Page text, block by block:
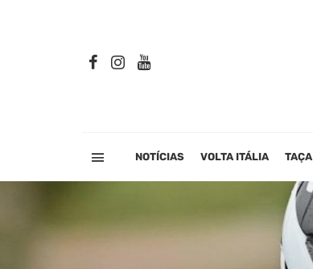
NOTÍCIAS VOLTA ITÁLIA